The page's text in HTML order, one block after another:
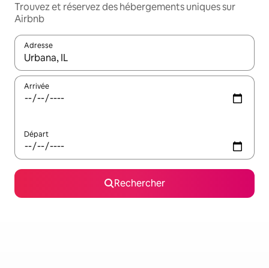
Trouvez et réservez des hébergements uniques sur
Airbnb
Adresse
Lorsque les résultats s'affichent, utilisez les flèches vers le
Arrivée
Départ
Rechercher